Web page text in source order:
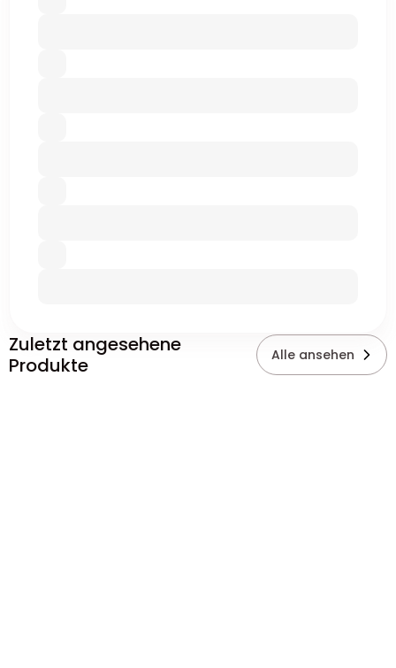
Zuletzt angesehene
Produkte
Alle ansehen